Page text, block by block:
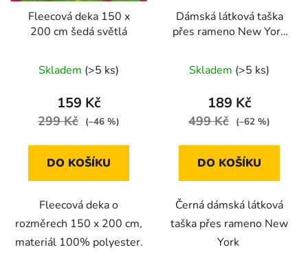
Fleecová deka 150 x
200 cm šedá světlá
Skladem (>5 ks)
159 Kč
299 Kč (–46 %)
DO KOŠÍKU
Fleecová deka o
rozměrech 150 x 200 cm,
materiál 100% polyester.
Dámská látková taška
přes rameno New York
Skladem (>5 ks)
189 Kč
499 Kč (–62 %)
DO KOŠÍKU
Černá dámská látková
taška přes rameno New
York